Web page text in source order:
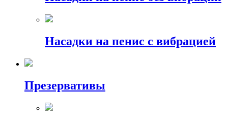
Насадки на пенис с вибрацией
Презервативы